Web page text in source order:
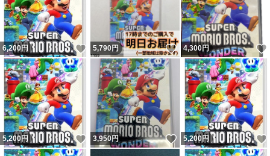
6,200 円 いいね！
5,790円 いいね！
4,300円
5,200 円 いいね！
3,950円 いいね！
5,200 円